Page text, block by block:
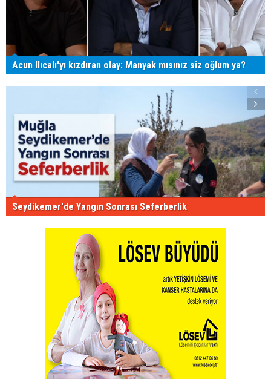
Acun Ilıcalı'yı kızdıran olay: Manyak mısınız siz oğlum ya?
Seydikemer'de Yangın Sonrası Seferberlik